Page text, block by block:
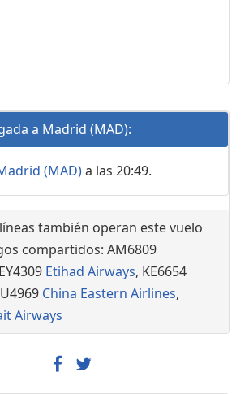
a Madrid (MAD):
(MAD)a las 20:49.
también operan este vuelo
compartidos: AM6809
Etihad Airways, KE6654
China Eastern Airlines,
Airways